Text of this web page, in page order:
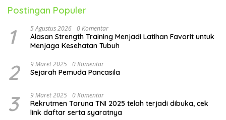
Postingan Populer
1 5 Agustus 2026 0 Komentar
Alasan Strength Training Menjadi Latihan Favorit untuk
Menjaga Kesehatan Tubuh
2 9 Maret 2025 0 Komentar
Sejarah Pemuda Pancasila
3 9 Maret 2025 0 Komentar
Rekrutmen Taruna TNI 2025 telah terjadi dibuka, cek
link daftar serta syaratnya